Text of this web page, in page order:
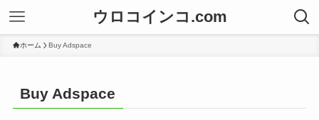
ウロコインコ.com
ホーム Buy Adspace
Buy Adspace